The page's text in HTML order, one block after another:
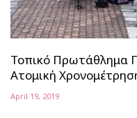
Τοπικό Πρωτάθλημα
Ατομική
April 19, 2019